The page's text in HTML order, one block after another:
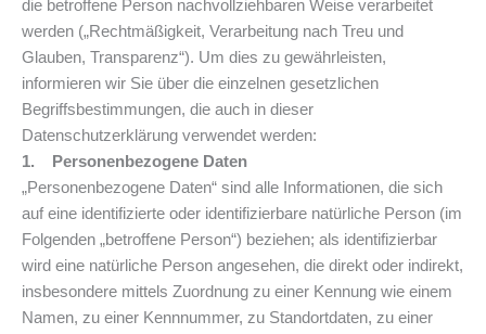
die betroffene Person nachvollziehbaren Weise verarbeitet
werden („Rechtmäßigkeit, Verarbeitung nach Treu und
Glauben, Transparenz“). Um dies zu gewährleisten,
informieren wir Sie über die einzelnen gesetzlichen
Begriffsbestimmungen, die auch in dieser
Datenschutzerklärung verwendet werden:
1. Personenbezogene Daten
„Personenbezogene Daten“ sind alle Informationen, die sich
auf eine identifizierte oder identifizierbare natürliche Person (im
Folgenden „betroffene Person“) beziehen; als identifizierbar
wird eine natürliche Person angesehen, die direkt oder indirekt,
insbesondere mittels Zuordnung zu einer Kennung wie einem
Namen, zu einer Kennnummer, zu Standortdaten, zu einer